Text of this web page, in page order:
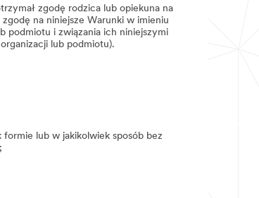
zgodę rodzica lub opiekuna na
na niniejsze Warunki w imieniu
podmiotu i związania ich niniejszymi
lub podmiotu).
lub w jakikolwiek sposób bez